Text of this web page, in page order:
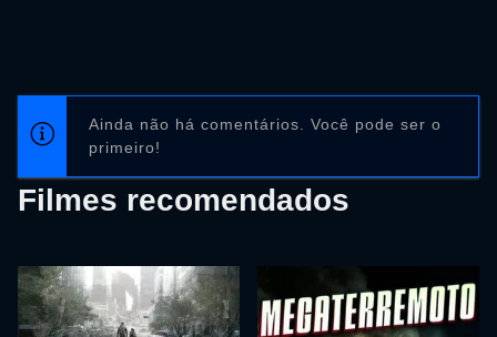
Ainda não há comentários. Você pode ser o
primeiro!
Filmes recomendados